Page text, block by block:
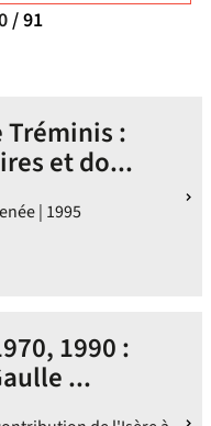
/ 91
Tréminis :
et do...
| 1995
1990 :
...